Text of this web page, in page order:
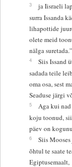
3
ja Iisraeli
surra Issanda
lihapottide
olete meid
nälga suretada.”
4
Siis Issand
sadada teile
oma osa, sest
Seaduse järgi
5
Aga kui
koju toonud,
päev on
6
Siis
õhtul te saate
Egiptusemaalt,